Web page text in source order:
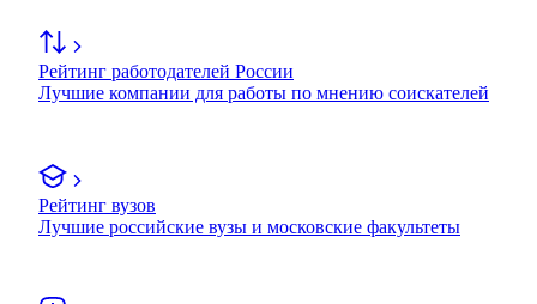
Рейтинг работодателей России
Лучшие компании для работы по мнению соискателей
Рейтинг вузов
Лучшие российские вузы и московские факультеты